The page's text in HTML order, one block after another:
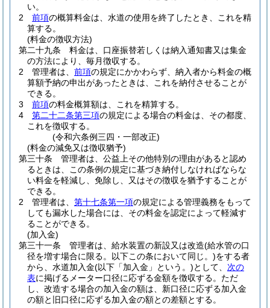
い。
2
前項の概算料金は、水道の使用を終了したとき、これを精
算する。
(料金の徴収方法)
第二十九条
料金は、口座振替若しくは納入通知書又は集金
の方法により、毎月徴収する。
2
管理者は、 前項の規定にかかわらず、納入者から料金の概
算額予納の申出があったときは、これを納付させることが
できる。
3
前項の料金概算額は、これを精算する。
4
第二十二条第三項の規定による場合の料金は、その都度、
これを徴収する。
(令和六条例三四・一部改正)
(料金の減免又は徴収猶予)
第三十条
管理者は、公益上その他特別の理由があると認め
るときは、この条例の規定に基づき納付しなければならな
い料金を軽減し、免除し、又はその徴収を猶予することが
できる。
2
管理者は、 第十七条第一項の規定による管理義務をもって
しても漏水した場合には、その料金を認定によって軽減す
ることができる。
(加入金)
第三十一条
管理者は、給水装置の新設又は改造(給水管の口
径を増す場合に限る。以下この条において同じ。)をする者
から、水道加入金(以下「加入金」という。)として、 次の
表に掲げるメーター口径に応ずる金額を徴収する。 ただ
し、改造する場合の加入金の額は、新口径に応ずる加入金
の額と旧口径に応ずる加入金の額との差額とする。